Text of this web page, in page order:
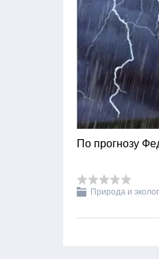
По прогнозу
Природа и